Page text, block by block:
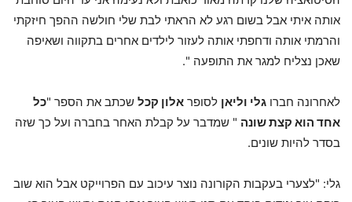
אותה איתי אבל בשום רגע לא הראתי לבת שלי חולשה ההפך חיזקתי
והרמתי אותה ודחפתי אותה לעזור לילדים אחרים בתקווה ושאיפה
שאכן נצליח למגר את התופעה ".
לאחרונה חברו גלי וליאן לסופר אלון קכל שכתב את הספר "כל
אחד הוא קצת שונה " שמדבר על קבלת האחר בחברה ועל כך שזה
בסדר להיות שונים.
גלי: "לצערי בעקבות הקורונה נוצר עיכוב עם הפרוייקט אבל הוא שוב